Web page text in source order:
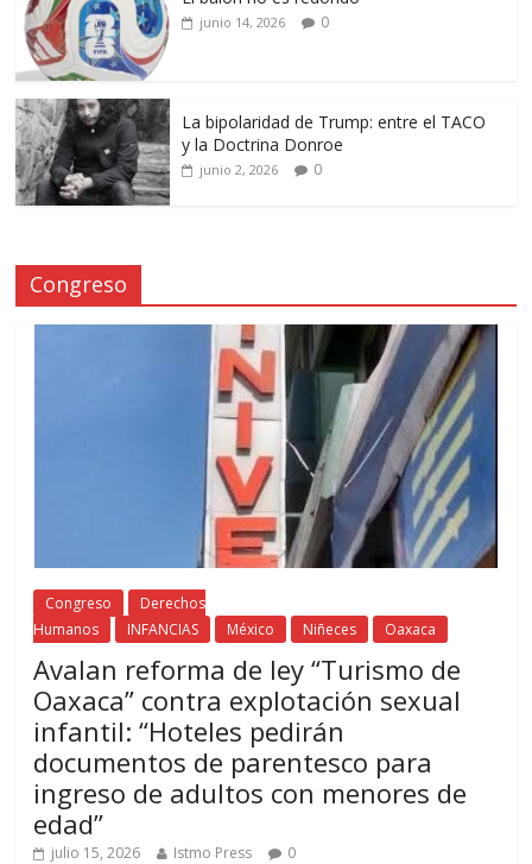
junio 14, 2026 0
La bipolaridad de Trump: entre el TACO
y la Doctrina Donroe
junio 2, 2026 0
Congreso
Congreso
Derechos
Humanos
INFANCIAS México Niñeces Oaxaca
Avalan reforma de ley “Turismo de
Oaxaca” contra explotación sexual
infantil: “Hoteles pedirán
documentos de parentesco para
ingreso de adultos con menores de
edad”
julio 15, 2026 Istmo Press 0